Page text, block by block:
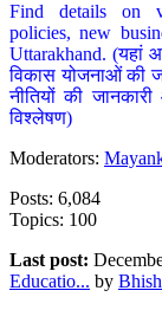
Find details on
policies, new
Uttarakhand. (यहां
विकास योजनाओं की
नीतियों की
विश्लेषण)
Moderators:
Posts: 6,084
Topics: 100
Last post:
Educatio... by